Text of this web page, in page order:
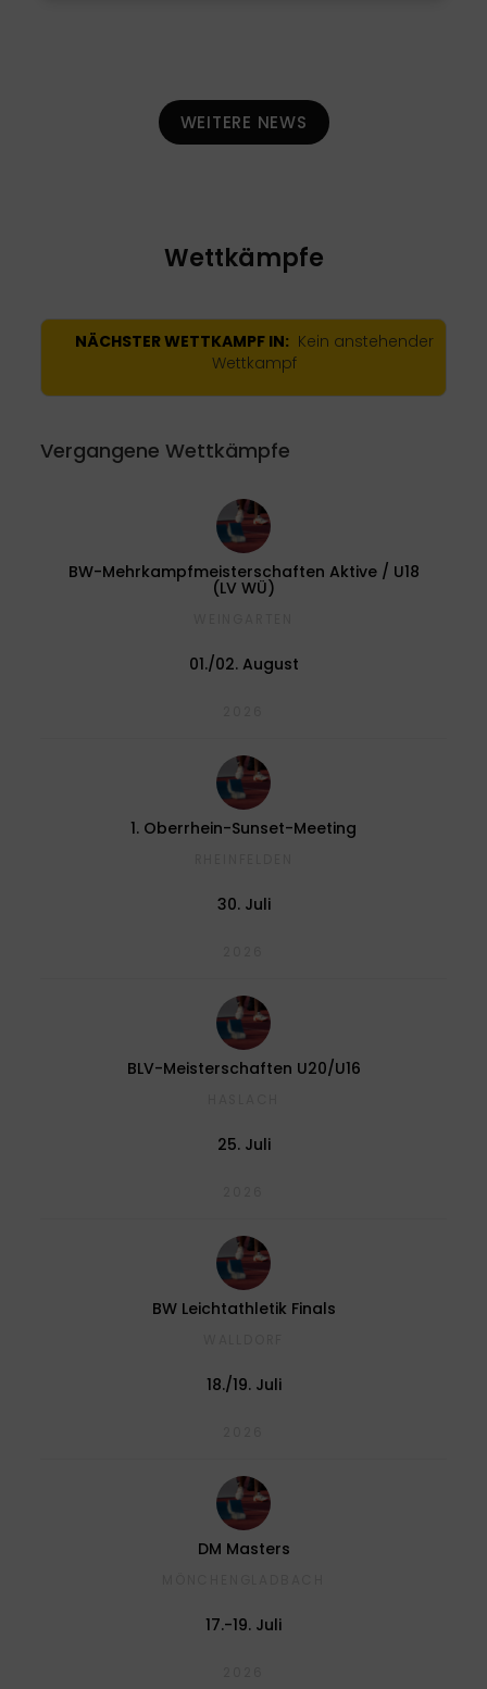
WEITERE NEWS
Wettkämpfe
NÄCHSTER WETTKAMPF IN: Kein anstehender
Wettkampf
Vergangene Wettkämpfe
BW-Mehrkampfmeisterschaften Aktive / U18
(LV WÜ)
01./02. August
1. Oberrhein-Sunset-Meeting
30. Juli
BLV-Meisterschaften U20/U16
25. Juli
BW Leichtathletik Finals
18./19. Juli
DM Masters
17.-19. Juli